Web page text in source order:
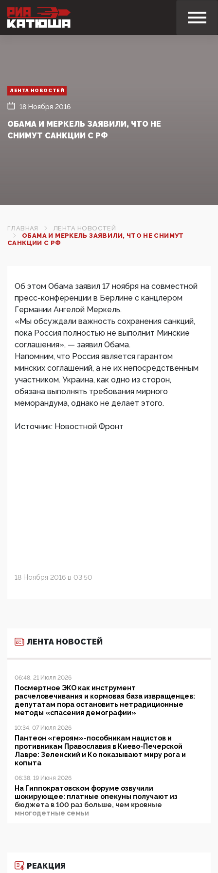
ЛЕНТА НОВОСТЕЙ
18 Ноября 2016
ОБАМА И МЕРКЕЛЬ ЗАЯВИЛИ, ЧТО НЕ
СНИМУТ САНКЦИИ С РФ
ГЛАВНАЯ
ЛЕНТА НОВОСТЕЙ
ОБАМА И МЕРКЕЛЬ ЗАЯВИЛИ, ЧТО НЕ СНИМУТ
САНКЦИИ С РФ
Об этом Обама заявил 17 ноября на совместной
пресс-конференции в Берлине с канцлером
Германии Ангелой Меркель.
«Мы обсуждали важность сохранения санкций,
пока Россия полностью не выполнит Минские
соглашения», — заявил Обама.
Напомним, что Россия является гарантом
минских соглашений, а не их непосредственным
участником. Украина, как одно из сторон,
обязана выполнять требования мирного
меморандума, однако не делает этого.
Источник: Новостной Фронт
18 Ноября 2016 в 03:50
ЛЕНТА НОВОСТЕЙ
06:48, 21 Июля 2026
Посмертное ЭКО как инструмент
расчеловечивания и кормовая база извращенцев:
депутатам пора остановить нетрадиционные
методы «спасения демографии»
10:34, 07 Июля 2026
Пантеон «героям»-пособникам нацистов и
противникам Православия в Киево-Печерской
Лавре: Зеленский и Ко показывают миру рога и
копыта
06:38, 19 Июня 2026
На Гиппократовском форуме озвучили
шокирующее: платные опекуны получают из
бюджета в 100 раз больше, чем кровные
многодетные семьи
11:53, 09 Июня 2026
РЕАКЦИЯ